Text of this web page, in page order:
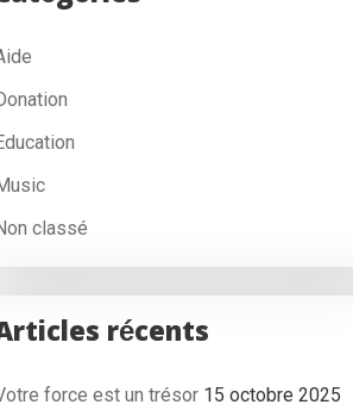
classé
récents
force est un trésor 15 octobre 2025